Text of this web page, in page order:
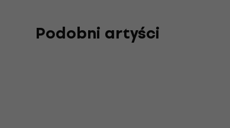
Podobni artyści